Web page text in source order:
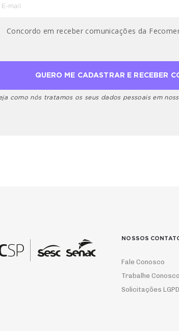
Concordo em receber comunicações da
como nós tratamos os seus dados pessoais em
NOSSOS
Fale Conosco
Trabalhe Conosco
Solicitações LGPD